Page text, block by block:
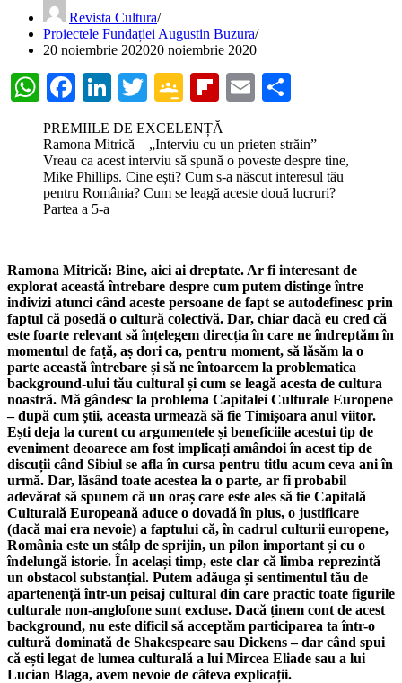
Revista Cultura
Proiectele Fundației Augustin Buzura
20 noiembrie 202020 noiembrie 2020
WhatsApp
Facebook
LinkedIn
TwitterGoogle
Classroom
Flipboard
Email
PREMIILE DE EXCELENȚĂ
Ramona Mitrică – „Interviu cu un prieten străin”
Vreau ca acest interviu să spună o poveste despre tine,
Mike Phillips. Cine ești? Cum s-a născut interesul tău
pentru România? Cum se leagă aceste două lucruri?
Partea a 5-a
Ramona Mitrică: Bine, aici ai dreptate. Ar fi interesant de
explorat această întrebare despre cum putem distinge între
indivizi atunci când aceste persoane de fapt se autodefinesc prin
faptul că posedă o cultură colectivă. Dar, chiar dacă eu cred că
este foarte relevant să înțelegem direcția în care ne îndreptăm în
momentul de față, aș dori ca, pentru moment, să lăsăm la o
parte această întrebare și să ne întoarcem la problematica
background-ului tău cultural și cum se leagă acesta de cultura
noastră. Mă gândesc la problema Capitalei Culturale Europene
– după cum știi, aceasta urmează să fie Timișoara anul viitor.
Ești deja la curent cu argumentele și beneficiile acestui tip de
eveniment deoarece am fost implicați amândoi în acest tip de
discuții când Sibiul se afla în cursa pentru titlu acum ceva ani în
urmă. Dar, lăsând toate acestea la o parte, ar fi probabil
adevărat să spunem că un oraș care este ales să fie Capitală
Culturală Europeană aduce o dovadă în plus, o justificare
(dacă mai era nevoie) a faptului că, în cadrul culturii europene,
România este un stâlp de sprijin, un pilon important și cu o
îndelungă istorie. În același timp, este clar că limba reprezintă
un obstacol substanțial. Putem adăuga și sentimentul tău de
apartenență într-un peisaj cultural din care practic toate figurile
culturale non-anglofone sunt excluse. Dacă ținem cont de acest
background, nu este dificil să acceptăm participarea ta într-o
cultură dominată de Shakespeare sau Dickens – dar când spui
că ești legat de lumea culturală a lui Mircea Eliade sau a lui
Lucian Blaga, avem nevoie de câteva explicații.